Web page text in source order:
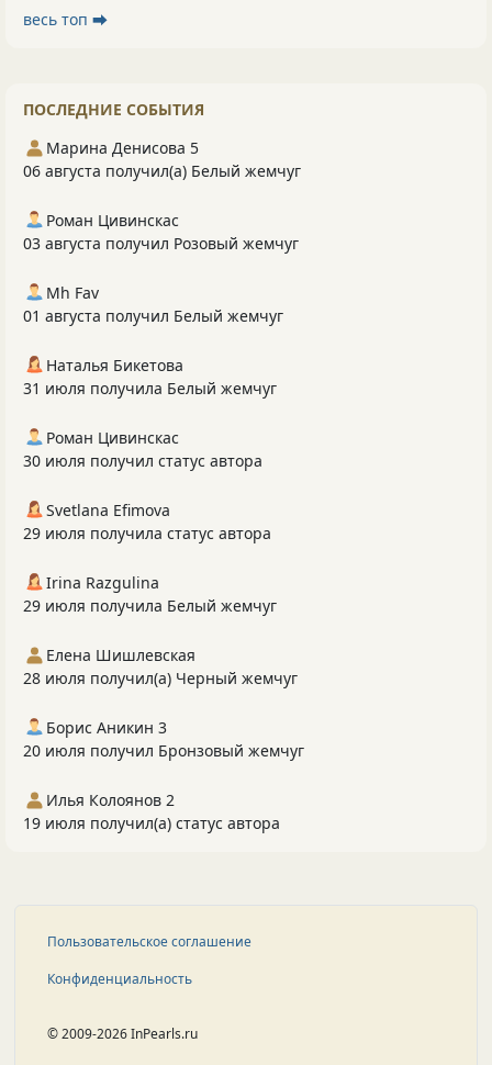
весь топ ⮕
ПОСЛЕДНИЕ СОБЫТИЯ
Марина Денисова 5
06 августа получил(а) Белый жемчуг
Роман Цивинскас
03 августа получил Розовый жемчуг
Mh Fav
01 августа получил Белый жемчуг
Наталья Бикетова
31 июля получила Белый жемчуг
Роман Цивинскас
30 июля получил статус автора
Svetlana Efimova
29 июля получила статус автора
Irina Razgulina
29 июля получила Белый жемчуг
Елена Шишлевская
28 июля получил(а) Черный жемчуг
Борис Аникин 3
20 июля получил Бронзовый жемчуг
Илья Колоянов 2
19 июля получил(а) статус автора
Пользовательское соглашение
Конфиденциальность
© 2009-2026 InPearls.ru